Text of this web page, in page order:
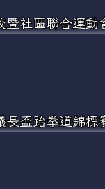
暨社區聯合運動
長盃跆拳道錦標